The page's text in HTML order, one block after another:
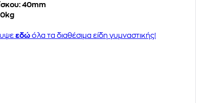
40mm
εδώ όλα τα διαθέσιμα είδη γυμναστικής!